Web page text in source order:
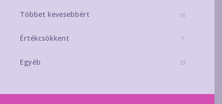
Többet kevesebbért 16
Értékcsökkent 7
Egyéb 33